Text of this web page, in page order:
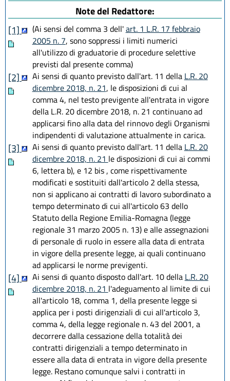
Note del Redattore:
[1]
(Ai sensi del comma 3 dell'art. 1 L.R. 17 febbraio
2005 n. 7, sono soppressi i limiti numerici
all'utilizzo di graduatorie di procedure selettive
previsti dal presente comma)
[2] Ai sensi di quanto previsto dall'art. 11 della L.R. 20
dicembre 2018, n. 21, le disposizioni di cui al
comma 4, nel testo previgente all'entrata in vigore
della L.R. 20 dicembre 2018, n. 21 continuano ad
applicarsi fino alla data del rinnovo degli Organismi
indipendenti di valutazione attualmente in carica.
[3] Ai sensi di quanto previsto dall'art. 11 della L.R. 20
dicembre 2018, n. 21 le disposizioni di cui ai commi
6, lettera b), e 12 bis , come rispettivamente
modificati e sostituiti dall'articolo 2 della stessa,
non si applicano ai contratti di lavoro subordinato a
tempo determinato di cui all'articolo 63 dello
Statuto della Regione Emilia-Romagna (legge
regionale 31 marzo 2005 n. 13) e alle assegnazioni
di personale di ruolo in essere alla data di entrata
in vigore della presente legge, ai quali continuano
ad applicarsi le norme previgenti.
[4] Ai sensi di quanto disposto dall'art. 10 della L.R. 20
dicembre 2018, n. 21 l'adeguamento al limite di cui
all'articolo 18, comma 1, della presente legge si
applica per i posti dirigenziali di cui all'articolo 3,
comma 4, della legge regionale n. 43 del 2001, a
decorrere dalla cessazione della totalità dei
contratti dirigenziali a tempo determinato in
essere alla data di entrata in vigore della presente
legge. Restano comunque salvi i contratti in